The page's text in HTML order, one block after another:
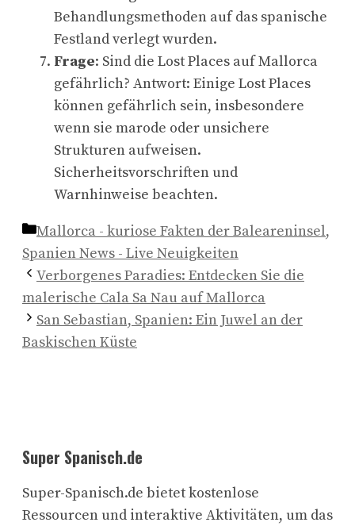
Behandlungsmethoden auf das spanische
Festland verlegt wurden.
Frage: Sind die Lost Places auf Mallorca
gefährlich? Antwort: Einige Lost Places
können gefährlich sein, insbesondere
wenn sie marode oder unsichere
Strukturen aufweisen.
Sicherheitsvorschriften und
Warnhinweise beachten.
Kategorien
Mallorca - kuriose Fakten der Baleareninsel,
Spanien News - Live Neuigkeiten
Verborgenes Paradies: Entdecken Sie die
malerische Cala Sa Nau auf Mallorca
San Sebastian, Spanien: Ein Juwel an der
Baskischen Küste
Super Spanisch.de
Super-Spanisch.de bietet kostenlose
Ressourcen und interaktive Aktivitäten, um das